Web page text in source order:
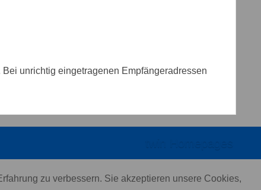
unrichtig eingetragenen Empfängeradressen
twin Homepages
zu verbessern. Sie akzeptieren unsere Cookies,